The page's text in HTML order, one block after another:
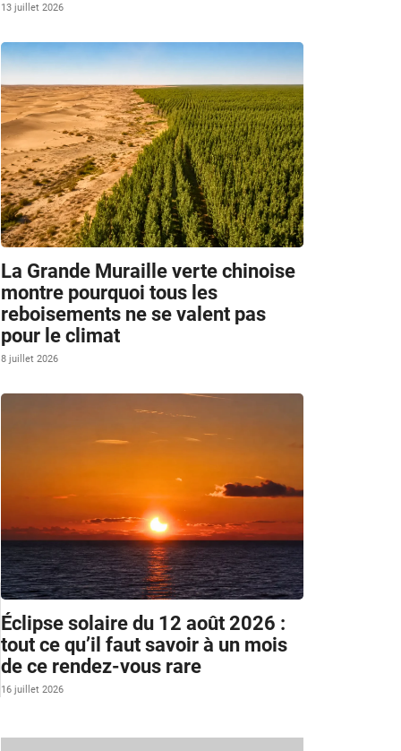
13 juillet 2026
La Grande Muraille verte chinoise
montre pourquoi tous les
reboisements ne se valent pas
pour le climat
8 juillet 2026
Éclipse solaire du 12 août 2026 :
tout ce qu’il faut savoir à un mois
de ce rendez-vous rare
16 juillet 2026